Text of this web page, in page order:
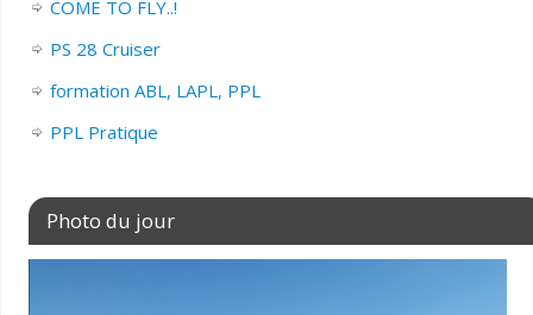
COME TO FLY..!
PS 28 Cruiser
formation ABL, LAPL, PPL
PPL Pratique
Photo du jour